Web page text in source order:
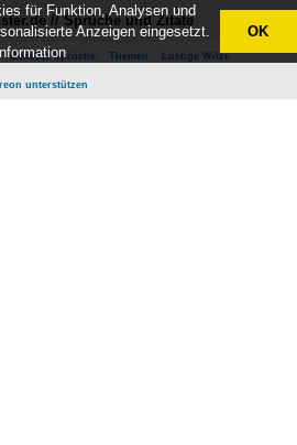
// Sprüche und Zitate
Beliebte Sprüche Themen Lustige Witze
unterstützen
für Funktion, Analysen und
Anzeigen eingesetzt.
OK